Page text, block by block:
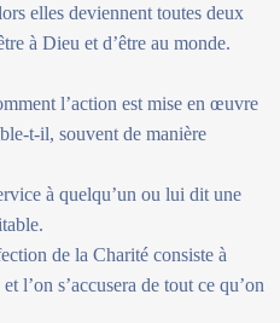
elles deviennent toutes deux
à Dieu et d’être au monde.
l’action est mise en œuvre
t-il, souvent de manière
à quelqu’un ou lui dit une
de la Charité consiste à
l’on s’accusera de tout ce qu’on